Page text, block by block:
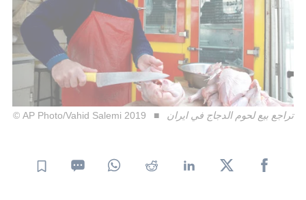
تراجع بيع لحوم الدجاج في ايران AP Photo/Vahid Salemi 2019 ©